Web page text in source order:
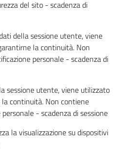
del sito - scadenza di
della sessione utente, viene
la continuità. Non
personale - scadenza di
sessione utente, viene utilizzato
continuità. Non contiene
- scadenza di sessione
la visualizzazione su dispositivi